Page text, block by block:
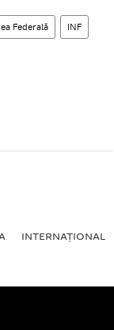
Federală INF
INTERNAŢIONAL